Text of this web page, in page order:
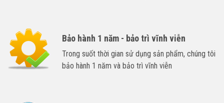
Bảo hành 1 năm - bảo trì vĩnh viễn
Trong suốt thời gian sử dụng sản phẩm, chúng tôi
bảo hành 1 năm và bảo trì vĩnh viễn